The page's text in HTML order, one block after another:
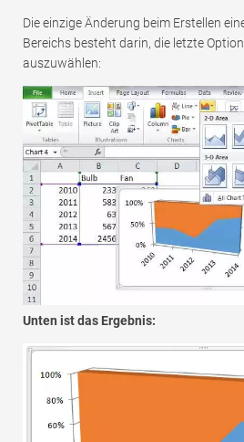
Die einzige Änderung beim Erstellen
Bereichs besteht darin, die letzte
auszuwählen:
Unten ist das Ergebnis: